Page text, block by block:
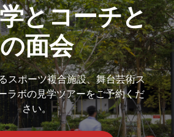
とコーチと
の面会
スポーツ複合施設、舞台芸術ス
ラボの見学ツアーをご予約くだ
さい。